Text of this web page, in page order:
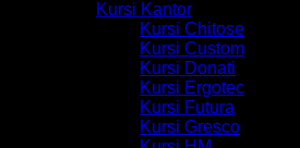
Kursi Kantor
Kursi Chitose
Kursi Custom
Kursi Donati
Kursi Ergotec
Kursi Futura
Kursi Gresco